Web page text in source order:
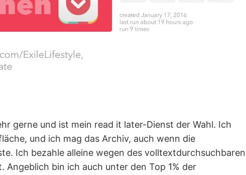
gerne und ist mein read it later-Dienst der Wahl. Ich
und ich mag das Archiv, auch wenn die
Ich bezahle alleine wegen des volltextdurchsuchbaren
Angeblich bin ich auch unter den Top 1% der